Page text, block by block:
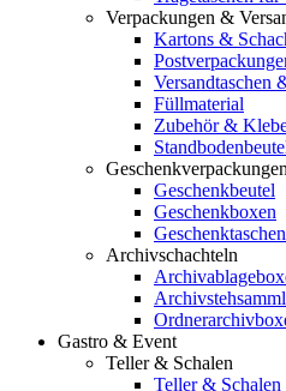
Verpackungen &
Kartons &
Versandtaschen
Füllmaterial
Zubehör &
Geschenkverpackungen
Geschenkbeutel
Geschenkboxen
Geschenktaschen
Archivschachteln
Gastro & Event
Teller & Schalen
Teller &